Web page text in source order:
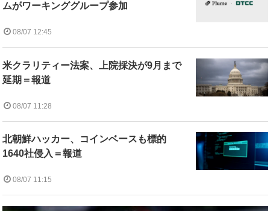
ムがワーキンググループ参加
08/07 12:45
米クラリティー法案、上院採決が9月まで
延期＝報道
08/07 11:28
北朝鮮ハッカー、コインベースも標的
1640社侵入＝報道
08/07 11:15